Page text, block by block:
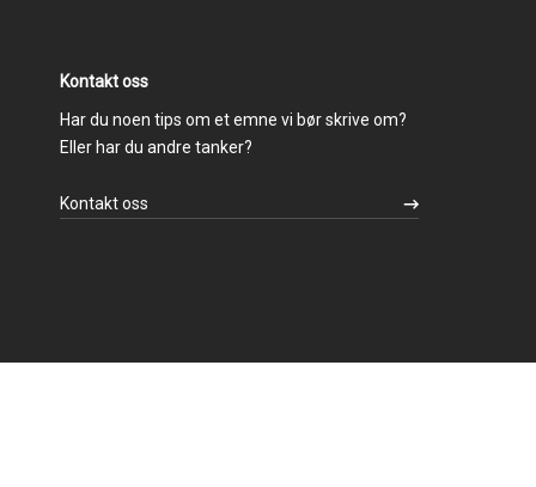
Kontakt oss
Har du noen tips om et emne vi bør skrive om?
Eller har du andre tanker?
Kontakt oss